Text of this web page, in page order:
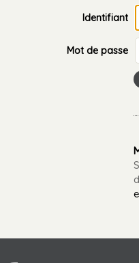
Identifiant
Mot de passe